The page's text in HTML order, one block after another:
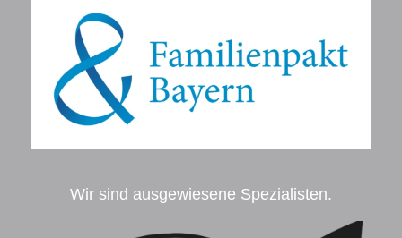
Wir sind ausgewiesene Spezialisten.